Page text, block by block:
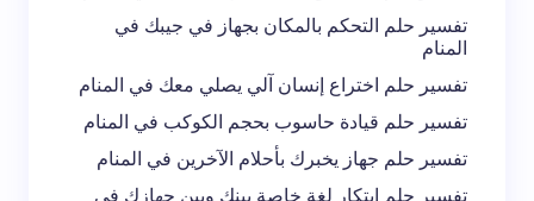
احفظ اسمي والبريد الإلكتروني في هذا المتصفح
لاستخدامه في المرة المقبلة في تعليقي.
تفسير حلم التحكم بالمكان بجهاز في جيبك في
المنام
تفسير حلم اختراع إنسان آلي يصلي معك في المنام
تفسير حلم قيادة حاسوب بحجم الكوكب في المنام
تفسير حلم جهاز يخبرك بأحلام الآخرين في المنام
تفسير حلم ابتكار لغة خاصة بينك وبين جهازك في